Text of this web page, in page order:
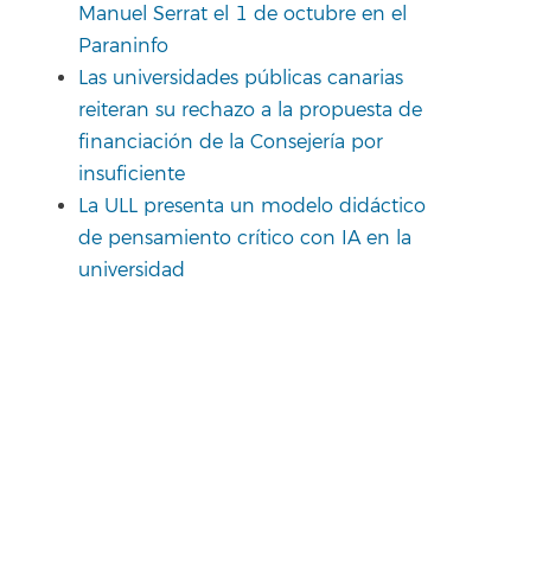
Manuel Serrat el 1 de octubre en el
Paraninfo
Las universidades públicas canarias
reiteran su rechazo a la propuesta de
financiación de la Consejería por
insuficiente
La ULL presenta un modelo didáctico
de pensamiento crítico con IA en la
universidad